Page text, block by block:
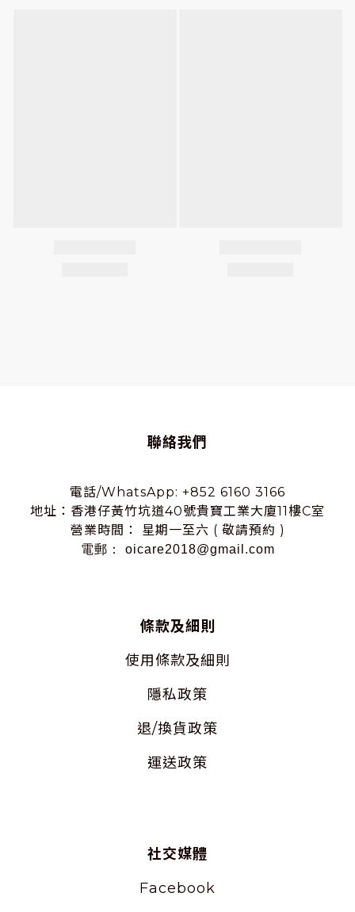
聯絡我們
電話/WhatsApp: +852 6160 3166
地址：香港仔黃竹坑道40號貴寶工業大廈11樓C室
營業時間： 星期一至六 ( 敬請預約 )
電郵： oicare2018@gmail.com
條款及細則
使用條款及細則
隱私政策
退/換貨政策
運送政策
社交媒體
Facebook